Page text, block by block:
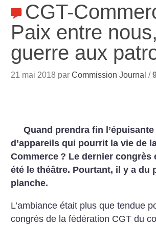
CGT-
Paix entre nous,
guerre aux
21 mai 2018 parCommission Journal /
Quand prendra fin
d’appareils qui pourrit la vie de
Commerce ? Le dernier congrès
été le théâtre. Pourtant, il y a du
planche.
L’ambiance était plus que tendue
congrès de la fédération CGT du